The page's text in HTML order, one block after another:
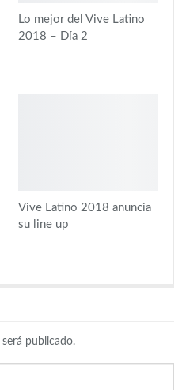
Lo mejor del Vive Latino
2018 – Día 2
Vive Latino 2018 anuncia
su line up
será publicado.